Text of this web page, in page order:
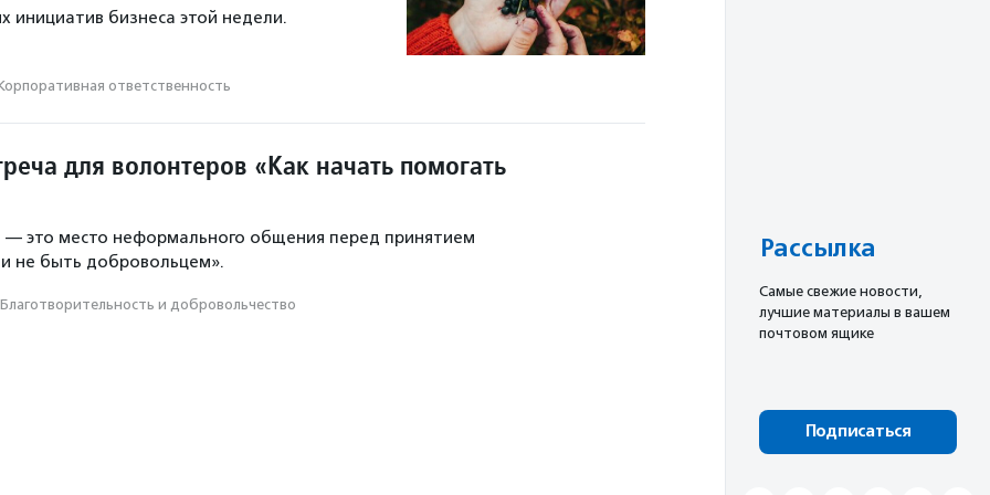
инициатив бизнеса этой недели.
ответственность
для волонтеров «Как начать помогать
— это место неформального общения перед принятием
не быть добровольцем».
Благотвори­тель­ность и доброволь­чест­во
Рассылка
Cамые свежие новости,
лучшие материалы в вашем
почтовом ящике
Подписаться